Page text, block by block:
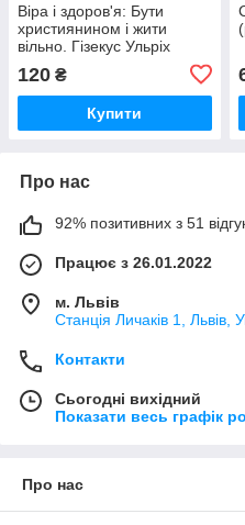
Віра і здоров'я: Бути
християнином і жити
вільно. Гізекус Ульріх
120 ₴
Купити
Про нас
92% позитивних з 51
Працює з 26.01.2022
м. Львів
Станція Личаків 1, Львів,
Контакти
Сьогодні вихідний
Показати весь графік
Про нас